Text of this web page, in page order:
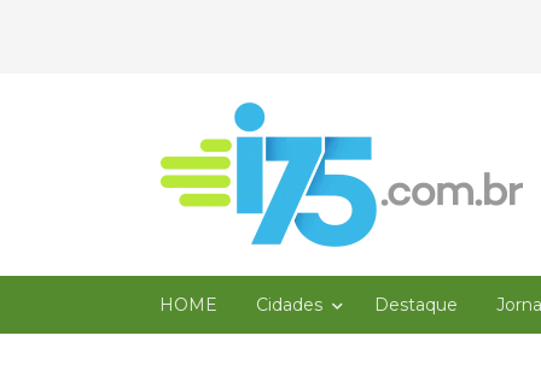
HOME Cidades Destaque